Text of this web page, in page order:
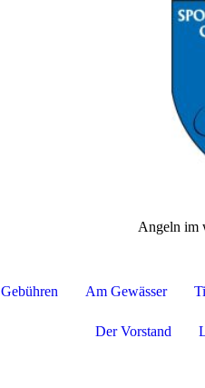
Angeln im
Gebühren Am Gewässer
Der Vorstand